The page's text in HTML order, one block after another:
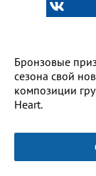
Бронзовые
сезона свой
композиции
Heart.